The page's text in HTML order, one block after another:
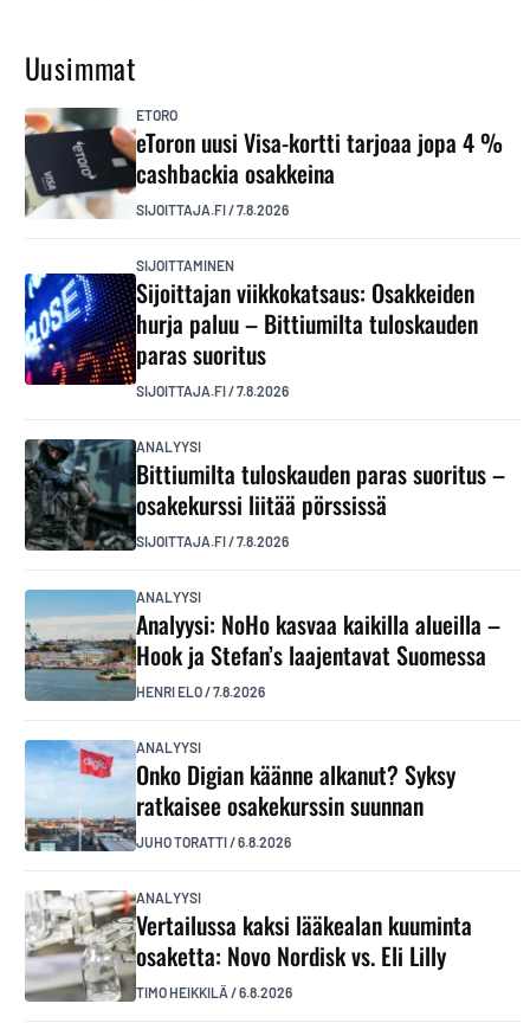
Uusimmat
ETORO
eToron uusi Visa-kortti tarjoaa jopa 4 %
cashbackia osakkeina
SIJOITTAJA.FI/7.8.2026
SIJOITTAMINEN
Sijoittajan viikkokatsaus: Osakkeiden
hurja paluu – Bittiumilta tuloskauden
paras suoritus
SIJOITTAJA.FI/7.8.2026
ANALYYSI
Bittiumilta tuloskauden paras suoritus –
osakekurssi liitää pörssissä
SIJOITTAJA.FI/7.8.2026
ANALYYSI
Analyysi: NoHo kasvaa kaikilla alueilla –
Hook ja Stefan’s laajentavat Suomessa
HENRI ELO/7.8.2026
ANALYYSI
Onko Digian käänne alkanut? Syksy
ratkaisee osakekurssin suunnan
JUHO TORATTI/6.8.2026
ANALYYSI
Vertailussa kaksi lääkealan kuuminta
osaketta: Novo Nordisk vs. Eli Lilly
TIMO HEIKKILÄ /6.8.2026